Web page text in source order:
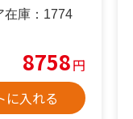
庫： 1774
8758円
に入れる